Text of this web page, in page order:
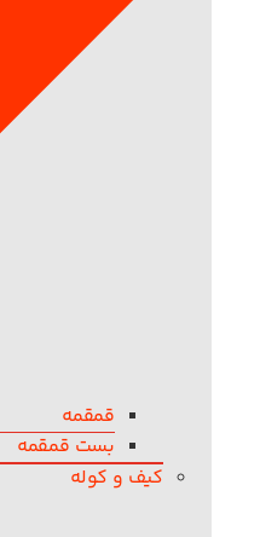
قمقمه
بست قمقمه
کیف و کوله